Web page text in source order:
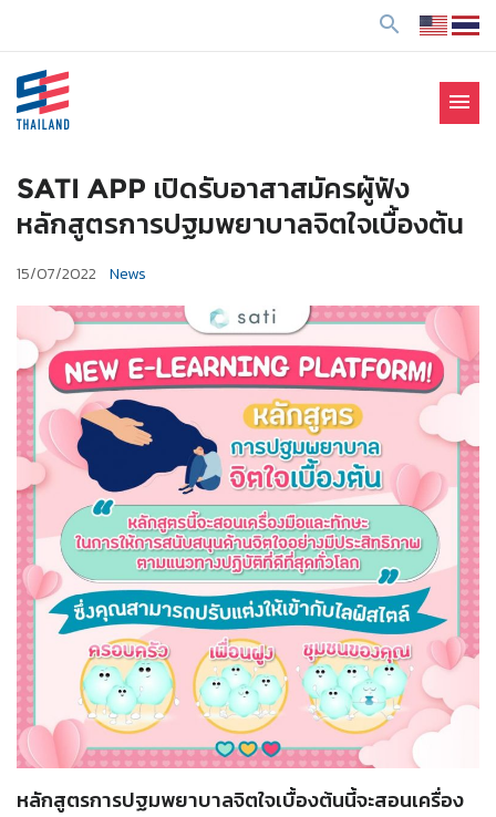
search
Enterprise: SE
menu
SATI APP เปิดรับอาสาสมัครผู้ฟัง
หลักสูตรการปฐมพยาบาลจิตใจเบื้องต้น
15/07/2022 News
หลักสูตรการปฐมพยาบาลจิตใจเบื้องต้นนี้จะสอนเครื่อง